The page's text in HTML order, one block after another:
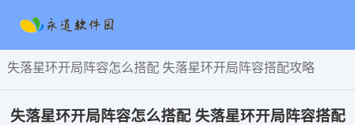
失落星环开局阵容怎么搭配 失落星环开局阵容搭配攻略
失落星环开局阵容怎么搭配 失落星环开局阵容搭配